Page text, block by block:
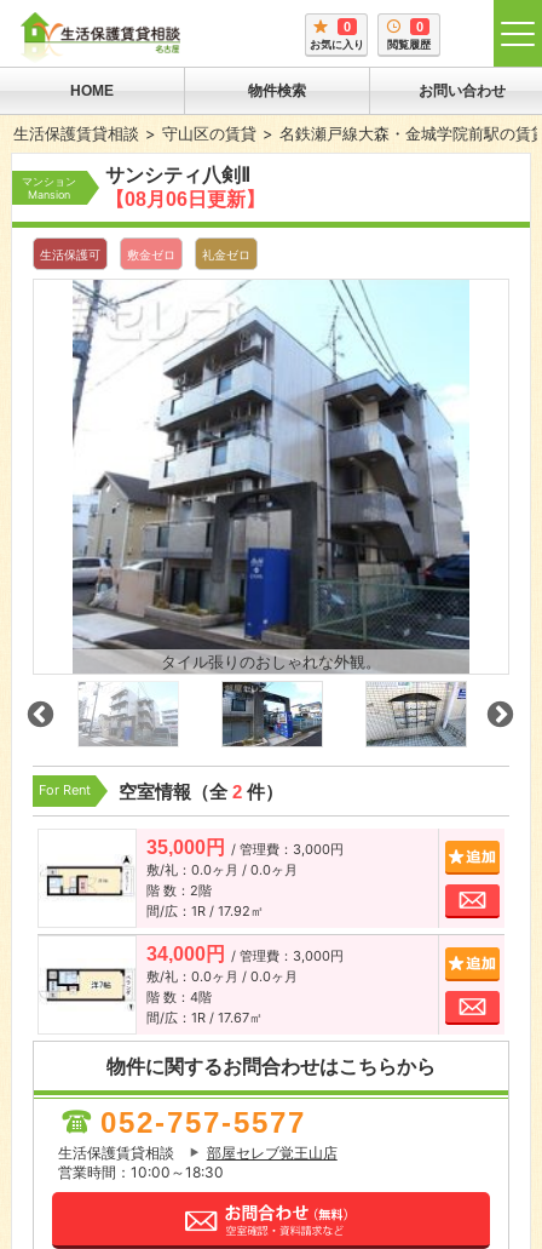
0
お気に入り
0
閲覧履歴
HOME 物件検索 お問い合わせ
生活保護賃貸相談 守山区の賃貸 名鉄瀬戸線大森・金城学院前駅の賃
マンション
Mansion
サンシティ八剣Ⅱ
【08月06日更新】
生活保護可 敷金ゼロ 礼金ゼロ
タイル張りのおしゃれな外観。
For Rent 空室情報（全2件）
35,000円 / 管理費：3,000円
敷/礼：0.0ヶ月 / 0.0ヶ月
階 数：2階
間/広：1R / 17.92㎡
お問
34,000円 / 管理費：3,000円
敷/礼：0.0ヶ月 / 0.0ヶ月
階 数：4階
間/広：1R / 17.67㎡
お問
物件に関するお問合わせはこちらから
052-757-5577
生活保護賃貸相談
部屋セレブ覚王山店
営業時間：10:00～18:30